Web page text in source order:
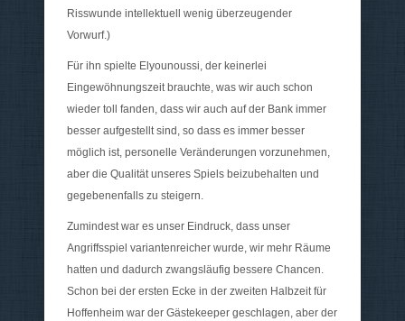
Risswunde intellektuell wenig überzeugender
Vorwurf.)
Für ihn spielte Elyounoussi, der keinerlei
Eingewöhnungszeit brauchte, was wir auch schon
wieder toll fanden, dass wir auch auf der Bank immer
besser aufgestellt sind, so dass es immer besser
möglich ist, personelle Veränderungen vorzunehmen,
aber die Qualität unseres Spiels beizubehalten und
gegebenenfalls zu steigern.
Zumindest war es unser Eindruck, dass unser
Angriffsspiel variantenreicher wurde, wir mehr Räume
hatten und dadurch zwangsläufig bessere Chancen.
Schon bei der ersten Ecke in der zweiten Halbzeit für
Hoffenheim war der Gästekeeper geschlagen, aber der